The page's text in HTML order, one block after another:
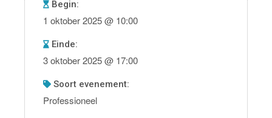
Begin:
1 oktober 2025 @ 10:00
Einde:
3 oktober 2025 @ 17:00
soort evenement:
Professioneel